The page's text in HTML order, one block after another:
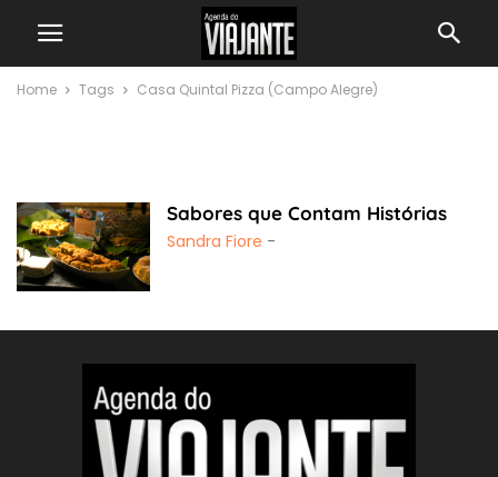
Home Tags Casa Quintal Pizza (Campo Alegre)
Sabores que Contam Histórias
Sandra Fiore -